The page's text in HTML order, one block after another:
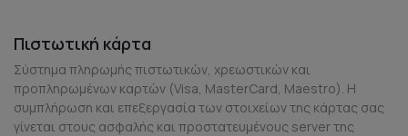
Πιστωτική κάρτα
Σύστημα πληρωμής πιστωτικών, χρεωστικών και
προπληρωμένων καρτών (Visa, MasterCard, Maestro). Η
συμπλήρωση και επεξεργασία των στοιχείων της κάρτας σας
γίνεται στους ασφαλής και προστατευμένους server της